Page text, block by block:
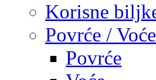
Korisne
Povrće /
Povrće